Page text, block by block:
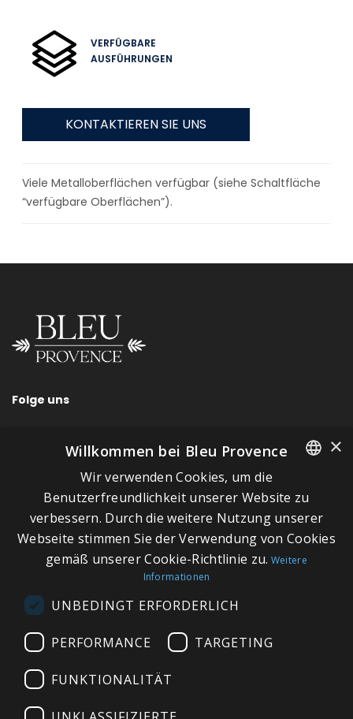
VERFÜGBARE
AUSFÜHRUNGEN
KONTAKTIEREN SIE UNS
Viele Metalloberflächen verfügbar (siehe Schaltfläche
“verfügbare Oberflächen”).
Folge uns
SCHNELLLINKS
Über Bleu Provence
Impressum
Geschäftsbedingungen
Kontaktieren Sie uns
Besuchen Sie unseren Showroom
FRENCH
ITALIAN
×
Willkommen bei Bleu Provence
Wir verwenden Cookies, um die
Benutzerfreundlichkeit unserer Website zu
verbessern. Durch die weitere Nutzung unserer
Webseite stimmen Sie der Verwendung von Cookies
gemäß unserer Cookie-Richtlinie zu. Weitere
Informationen
UNBEDINGT ERFORDERLICH
PERFORMANCE TARGETING
FUNKTIONALITÄT